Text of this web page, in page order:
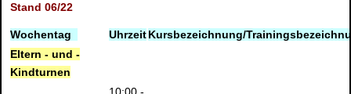
Stand 06/22
Wochentag UhrzeitKursbezeichnung/
Eltern - und -
Kindturnen